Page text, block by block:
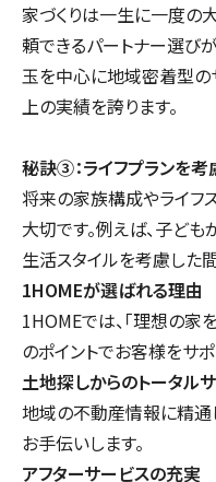
家づくりは一生に一度の
頼できるパートナー選び
玉を中心に地域密着型の
上の実績を誇ります。
秘訣③：ライフプランを
将来の家族構成やライフ
大切です。例えば、子ど
生活スタイルを考慮した
1HOMEが選ばれる理由
1HOMEでは、「理想の家
のポイントでお客様をサポ
土地探しからのトータル
地域の不動産情報に精通
お手伝いします。
アフターサービスの充実